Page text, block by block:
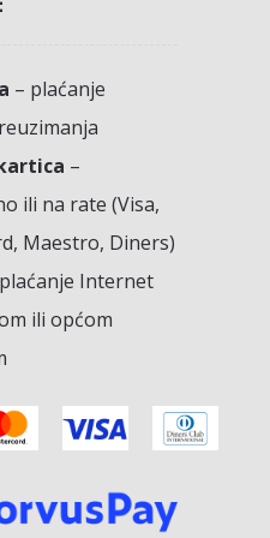
– plaćanje
–
ili na rate (Visa,
Maestro, Diners)
Internet
ili općom